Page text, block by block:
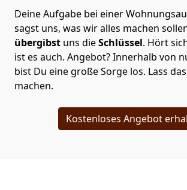
Deine Aufgabe bei einer
sagst uns, was wir alles machen
übergibst uns dieSchlüssel. Hört
ist es auch. Angebot? Innerhalb von
bist Du eine große Sorge los. Lass
machen.
Kostenloses Angebot